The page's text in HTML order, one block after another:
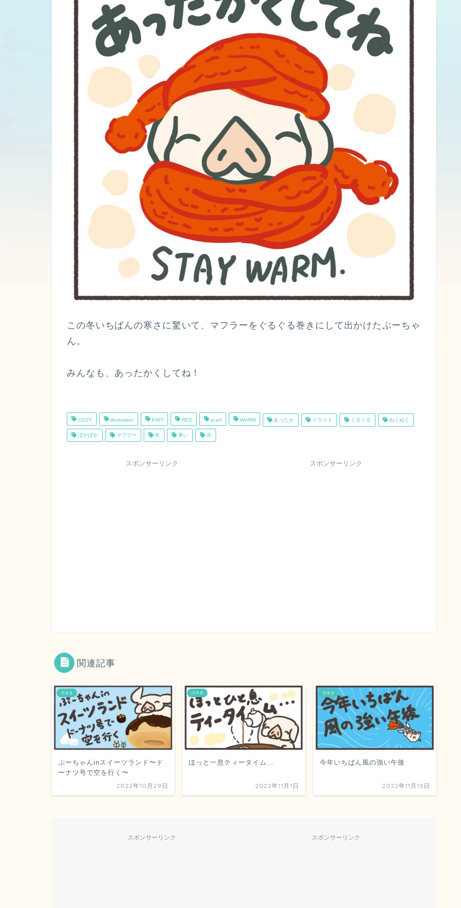
この冬いちばんの寒さに驚いて、マフラーをぐるぐる巻きにして出かけたぷーちゃ
ん。
みんなも、あったかくしてね！
COZY illustration KNIT RED scarf WARM あったか イラスト ぐるぐる ぬくぬく
ぽかぽか マフラー 冬 寒い 赤
スポンサーリンク スポンサーリンク
関連記事
小ネタ
ぷーちゃんinスイーツランド〜ド
ーナツ号で空を行く〜
2022年10月29日
小ネタ
ほっと一息ティータイム…
2022年11月1日
小ネタ
今年いちばん風の強い午後
2022年11月13日
スポンサーリンク スポンサーリンク